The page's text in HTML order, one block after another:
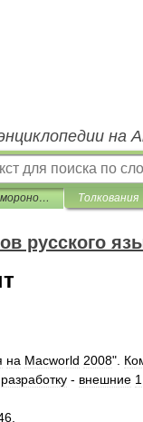
на
Словарь оксюморонов русского языка Толкования
русского
на Macworld 2008".
разработку - внешние 1